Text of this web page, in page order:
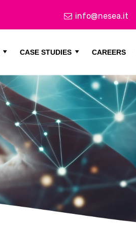
info@nesea.it
CASE STUDIES CAREERS